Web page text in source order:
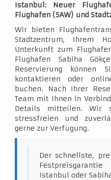
Istanbul: Neuer
Flughafen (SAW) und
Wir bieten
Stadtzentrum, Ihrem
Unterkunft zum
Flughafen Sabiha
Reservierung können
kontaktieren oder
buchen. Nach Ihrer
Team mit Ihnen in
Details mitteilen. Wir
stressfreien und
gerne zur Verfügung.
Der schnellste,
Istanbul oder